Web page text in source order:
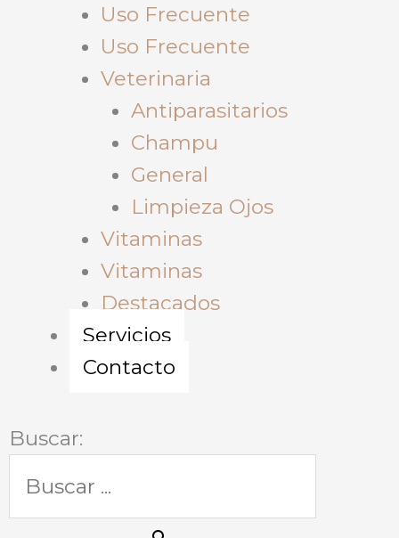
Uso Frecuente
Uso Frecuente
Veterinaria
Antiparasitarios
Champu
General
Limpieza Ojos
Vitaminas
Vitaminas
Destacados
Servicios
Contacto
Buscar: